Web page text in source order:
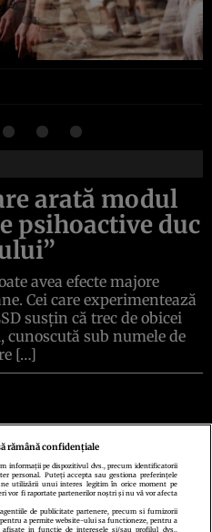
arată modul
psihoactive duc
avea efecte majore
Cei care experimentează
susțin că trec de obicei
sub numele de
[…]
de cookiesTermeni şi condiţii
ContactSetări Cookies
rămână confidențiale
informații pe dispozitivul dvs., precum identificatorii
personal. Puteți accepta sau gestiona preferințele
utilizării unui interes legitim în orice moment pe
vor fi raportate partenerilor noștri și nu vă vor afecta
de publicitate partenere, precum si furnizorii
a permite website-ului sa functioneze, pentru a
in functie de interesele si/sau profilul dvs.,